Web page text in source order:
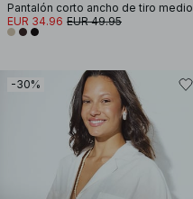
Pantalón corto ancho de tiro medio
EUR 34.96 EUR 49.95
-30%